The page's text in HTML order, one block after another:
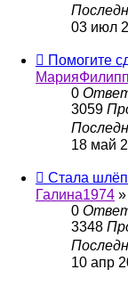
03 июл
Помогите
0
3059
18 май
Стала
Галина1974 »
0
3348
10 апр